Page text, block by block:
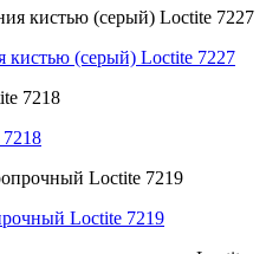
кистью (серый) Loctite 7227
Loctite 7219